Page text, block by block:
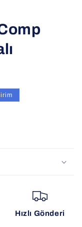
Hızlı Gönderi